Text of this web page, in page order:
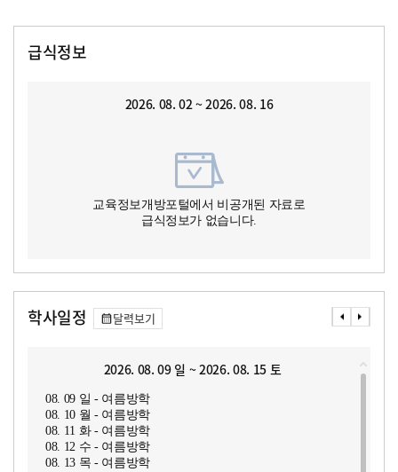
급식정보
2026. 08. 02 ~ 2026. 08. 16
교육정보개방포털에서 비공개된 자료로
급식정보가 없습니다.
학사일정 달력보기
2026. 08. 09 일 ~ 2026. 08. 15 토
08. 09 일 - 여름방학
08. 10 월 - 여름방학
08. 11 화 - 여름방학
08. 12 수 - 여름방학
08. 13 목 - 여름방학